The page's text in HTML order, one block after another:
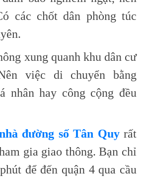
các chốt dân phòng túc
xung quanh khu dân cư
việc di chuyển bằng
nhân hay công cộng đều
đường số Tân Quyrất
gia giao thông. Bạn chỉ
để đến quận 4 qua cầu